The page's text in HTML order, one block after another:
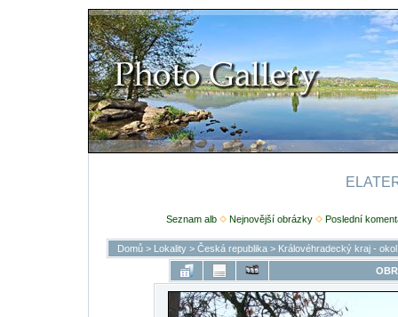
Seznam alb Nejnovější obrázky Poslední
Domů> Lokality> Česká republika> Královéhradecký kraj -